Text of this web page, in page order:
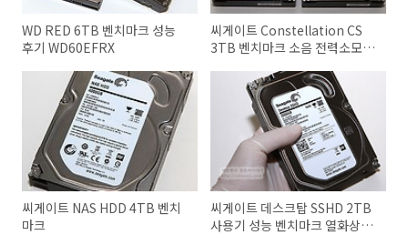
WD RED 6TB 벤치마크 성능
후기 WD60EFRX
씨게이트 Constellation CS
3TB 벤치마크 소음 전력소모량
씨게이트 NAS HDD 4TB 벤치
마크
씨게이트 데스크탑 SSHD 2TB
사용기 성능 벤치마크 열화상사